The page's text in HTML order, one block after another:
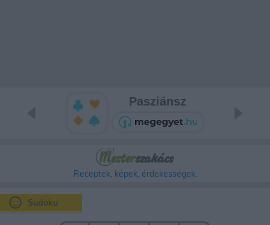
Sudoku
Pasziánsz
Receptek, képek, érdekességek.